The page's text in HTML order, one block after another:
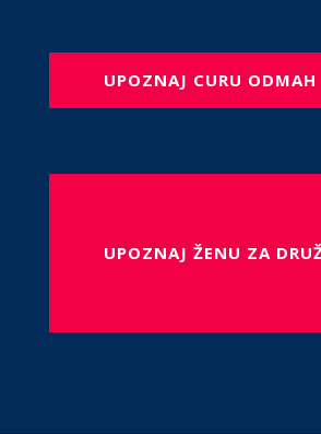
UPOZNAJ CURU ODMAH
UPOZNAJ ŽENU ZA